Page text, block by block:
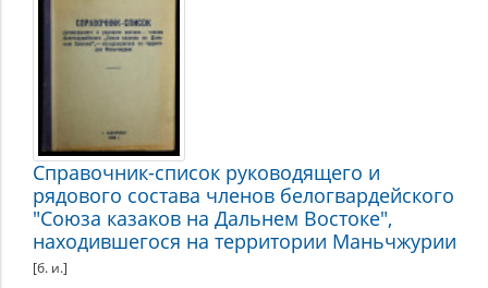
Справочник-список руководящего и
рядового состава членов белогвардейского
"Союза казаков на Дальнем Востоке",
находившегося на территории Маньчжурии
[б. и.]